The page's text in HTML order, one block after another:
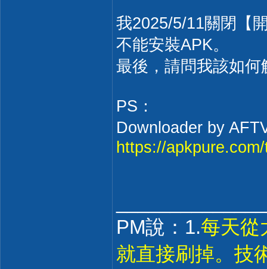
我2025/5/11關閉【
不能安裝APK。
最後，請問我該如
PS：
Downloader by
https://
PM說：1.每天從
就直接刷掉。技